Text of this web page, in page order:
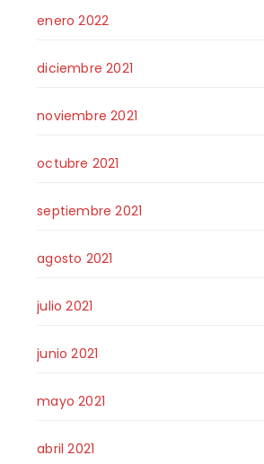
enero 2022
diciembre 2021
noviembre 2021
octubre 2021
septiembre 2021
agosto 2021
julio 2021
junio 2021
mayo 2021
abril 2021